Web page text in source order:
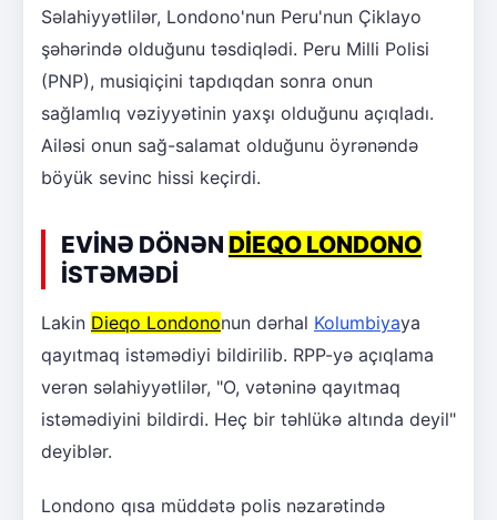
Səlahiyyətlilər, Londono'nun Peru'nun Çiklayo
şəhərində olduğunu təsdiqlədi. Peru Milli Polisi
(PNP), musiqiçini tapdıqdan sonra onun
sağlamlıq vəziyyətinin yaxşı olduğunu açıqladı.
Ailəsi onun sağ-salamat olduğunu öyrənəndə
böyük sevinc hissi keçirdi.
EVİNƏ DÖNƏN DİEQO LONDONO
İSTƏMƏDİ
Lakin Dieqo Londononun dərhal Kolumbiyaya
qayıtmaq istəmədiyi bildirilib. RPP-yə açıqlama
verən səlahiyyətlilər, "O, vətəninə qayıtmaq
istəmədiyini bildirdi. Heç bir təhlükə altında deyil"
deyiblər.
Londono qısa müddətə polis nəzarətində